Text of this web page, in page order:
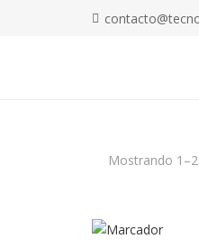
Mostrando